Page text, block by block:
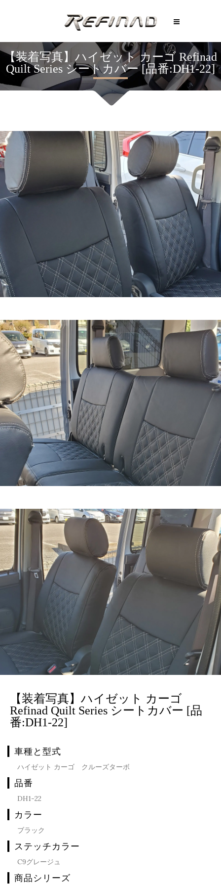
【装着写真】ハイゼット カーゴ Refinad
Quilt Series シートカバー [品番:DH1-22]
【装着写真】ハイゼット カーゴ
Refinad Quilt Series シートカバー [品
番:DH1-22]
車種と型式
ハイゼット カーゴ クルーズターボ
品番
DH1-22
カラー
ブラック
ステッチカラー
C9グレージュ
商品シリーズ